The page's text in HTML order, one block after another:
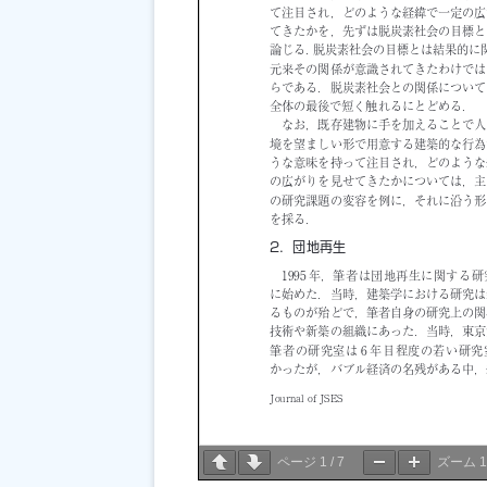
ページ 1 / 7 ズーム